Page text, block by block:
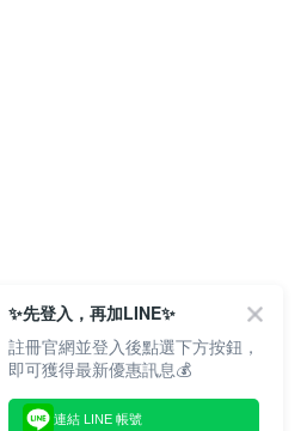
✨先登入，再加LINE✨
註冊官網並登入後點選下方按鈕，
即可獲得最新優惠訊息💰
連結 LINE 帳號